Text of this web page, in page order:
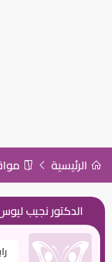
الرئيسية
الدكتور نجيب